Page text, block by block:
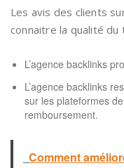
Les avis des clients
connaitre la qualité du
L’agence backlinks
L’agence backlinks
sur les plateformes
remboursement.
Comment